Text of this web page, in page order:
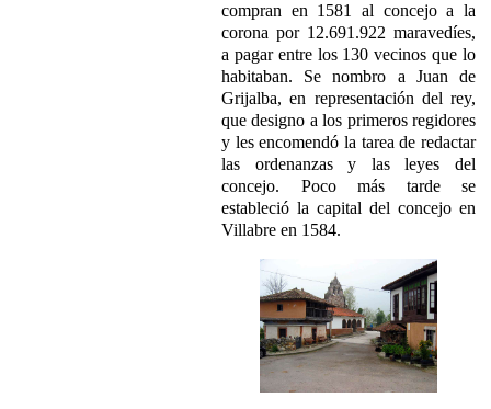
compran en 1581 al concejo a la
corona por 12.691.922 maravedíes,
a pagar entre los 130 vecinos que lo
habitaban. Se nombro a Juan de
Grijalba, en representación del rey,
que designo a los primeros regidores
y les encomendó la tarea de redactar
las ordenanzas y las leyes del
concejo. Poco más tarde se
estableció la capital del concejo en
Villabre en 1584.